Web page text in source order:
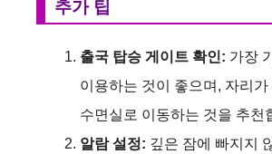
V
i
추가 팁
출국 탑승 게이트 확인: 가장
이용하는 것이 좋으며, 자리
수면실로 이동하는 것을 추천
알람 설정: 깊은 잠에 빠지지